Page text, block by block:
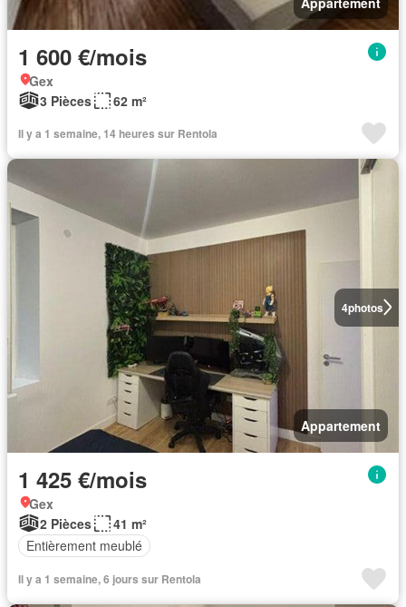
1 600 €/mois
Gex
3 Pièces
62 m²
Il y a 1 semaine, 14 heures sur Rentola
4photos
Appartement
1 425 €/mois
Gex
2 Pièces
41 m²
Entièrement meublé
Il y a 1 semaine, 6 jours sur Rentola